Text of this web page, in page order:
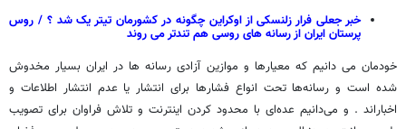
خبر جعلی فرار زلنسکی از اوکراین چگونه در کشورمان تیتر یک شد ؟ / روس
پرستان ایران از رسانه های روسی هم تندتر می روند
خودمان می دانیم که معیارها و موازین آزادی رسانه ها در ایران بسیار مخدوش
شده است و رسانه‌ها تحت انواع فشارها برای انتشار یا عدم انتشار اطلاعات و
اخباراند . و می‌دانیم عده‌ای با محدود کردن اینترنت و تلاش فراوان برای تصویب